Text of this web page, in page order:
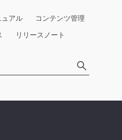
ュアル
コンテンツ管理
リリースノート